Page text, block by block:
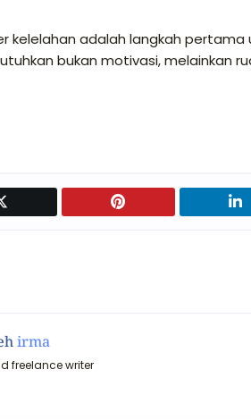
kelelahan adalah langkah
bukan motivasi, melainkan
irma
freelance writer